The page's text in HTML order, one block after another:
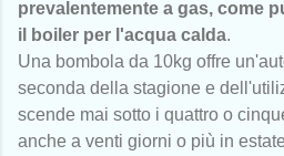
prevalentemente a gas, come
il boiler per l'acqua calda.
Una bombola da 10kg offre
seconda della stagione e
scende mai sotto i quattro o
anche a venti giorni o più in